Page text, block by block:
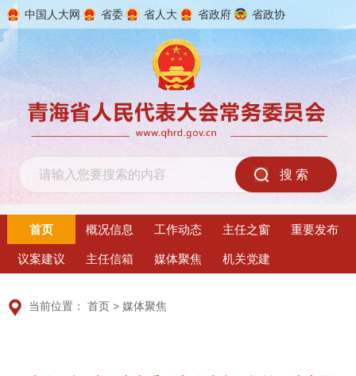
中国人大网 省委 省人大 省政府 省政协
首页 概况信息 工作动态 主任之窗 重要发布
议案建议 主任信箱 媒体聚焦 机关党建
当前位置：首页 >媒体聚焦